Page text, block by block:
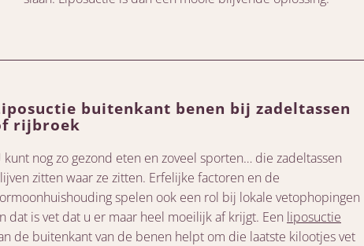
buitenkant benen bij zadeltassen
rijbroek
kunt nog zo gezond eten en zoveel sporten… die zadeltassen
zitten waar ze zitten. Erfelijke factoren en de
spelen ook een rol bij lokale vetophopingen
dat is vet dat u er maar heel moeilijk af krijgt. Een liposuctie
de buitenkant van de benen helpt om die laatste kilootjes vet